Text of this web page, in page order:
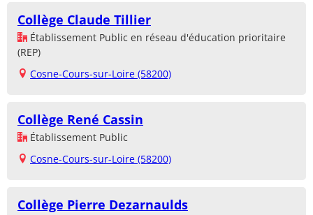
Collège Claude Tillier
Établissement Public en réseau d'éducation prioritaire
(REP)
Cosne-Cours-sur-Loire (58200)
Collège René Cassin
Établissement Public
Cosne-Cours-sur-Loire (58200)
Collège Pierre Dezarnaulds